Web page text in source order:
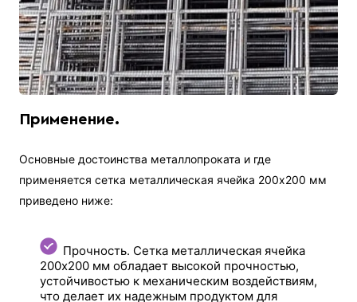
Применение.
Основные достоинства металлопроката и где
применяется сетка металлическая ячейка 200х200 мм
приведено ниже:
Прочность. Сетка металлическая ячейка
200x200 мм обладает высокой прочностью,
устойчивостью к механическим воздействиям,
что делает их надежным продуктом для